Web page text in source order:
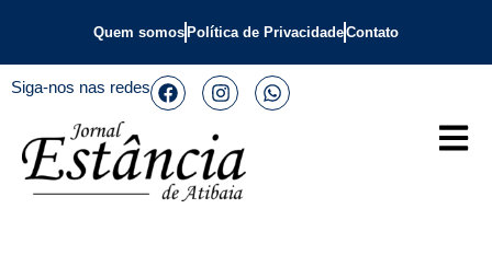
Quem somos Política de PrivacidadeContato
Siga-nos nas redes